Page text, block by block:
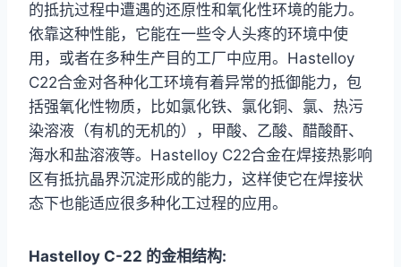
的抵抗过程中遭遇的还原性和氧化性环境的能力。
依靠这种性能，它能在一些令人头疼的环境中使
用，或者在多种生产目的工厂中应用。Hastelloy
C22合金对各种化工环境有着异常的抵御能力，包
括强氧化性物质，比如氯化铁、氯化铜、氯、热污
染溶液（有机的无机的），甲酸、乙酸、醋酸酐、
海水和盐溶液等。Hastelloy C22合金在焊接热影响
区有抵抗晶界沉淀形成的能力，这样使它在焊接状
态下也能适应很多种化工过程的应用。
Hastelloy C-22 的金相结构: